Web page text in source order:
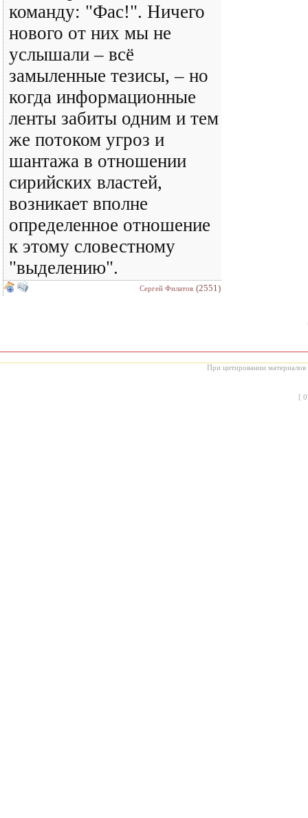
команду: "Фас!". Ничего
нового от них мы не
услышали – всё
замыленные тезисы, – но
когда информационные
ленты забиты одним и тем
же потоком угроз и
шантажа в отношении
сирийских властей,
возникает вполне
определенное отношение
к этому словестному
"выделению".
Сергей Филатов (2551)
При цитировании материалов
[